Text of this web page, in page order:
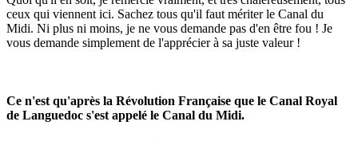
ceux qui viennent ici. Sachez tous qu'il faut mériter le Canal du
Midi. Ni plus ni moins, je ne vous demande pas d'en être fou ! Je
vous demande simplement de l'apprécier à sa juste valeur !
Ce n'est qu'après la Révolution Française que le Canal Royal
de Languedoc s'est appelé le Canal du Midi.